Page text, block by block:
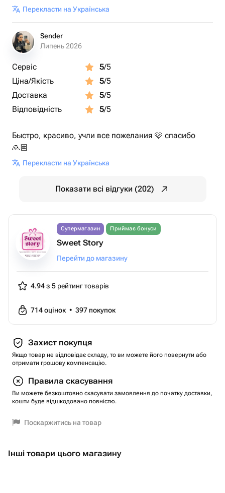
Перекласти на Українська
Sender
Липень 2026
Сервіс 5/5
Ціна/Якість
5/5
Доставка
5/5
Відповідність
5/5
Быстро, красиво, учли все пожелания 🩷 спасибо
🙏🏽
Перекласти на Українська
Показати всі відгуки (202)
Супермагазин Приймає бонуси
Sweet Story
Перейти до магазину
4.94 з 5 рейтинг товарів
714оцінок • 397 покупок
Захист покупця
Якщо товар не відповідає складу, то ви можете його повернути або
отримати грошову компенсацію.
Правила скасування
Ви можете безкоштовно скасувати замовлення до початку доставки,
кошти буде відшкодовано повністю.
Поскаржитись на товар
Інші товари цього магазину